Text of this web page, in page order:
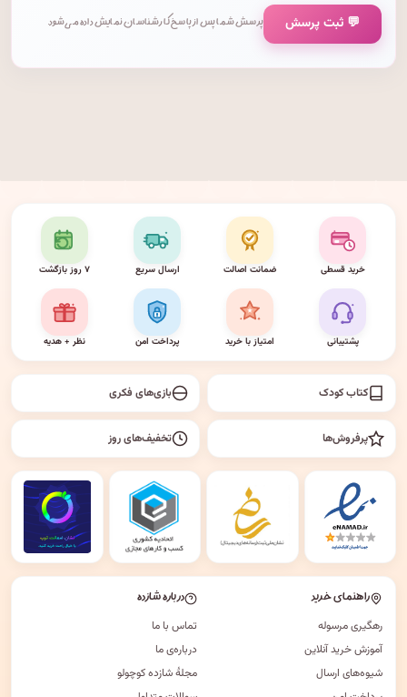
💬 ثبت پرسش پرسش شما پس از پاسخ کارشناسان نمایش داده می‌شود.
خرید قسطی ضمانت اصالت ارسال سریع ۷ روز بازگشت
پشتیبانی امتیاز با خرید پرداخت امن نظر + هدیه
کتاب کودک بازی‌های فکری
پرفروش‌ها تخفیف‌های روز
راهنمای خرید
رهگیری مرسوله
آموزش خرید آنلاین
شیوه‌های ارسال
درباره شازده
تماس با ما
درباره‌ی ما
مجلهٔ شازده کوچولو